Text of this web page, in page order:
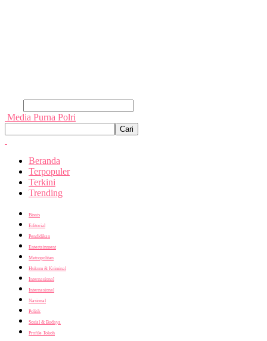
Media Purna Polri
Beranda
Terpopuler
Terkini
Trending
Bisnis
Editorial
Pendidikan
Entertainment
Metropolitan
Hukum & Kriminal
Internasional
Internasional
Nasional
Politik
Sosial & Budaya
Profile Tokoh